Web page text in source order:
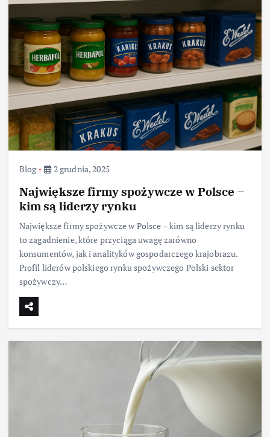
Blog 2 grudnia, 2025
Największe firmy spożywcze w Polsce –
kim są liderzy rynku
Największe firmy spożywcze w Polsce – kim są liderzy rynku
to zagadnienie, które przyciąga uwagę zarówno
konsumentów, jak i analityków gospodarczego krajobrazu.
Profil liderów polskiego rynku spożywczego Polski sektor
spożywczy…